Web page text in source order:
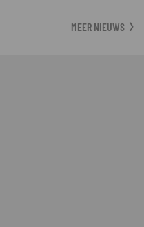
MEER NIEUWS